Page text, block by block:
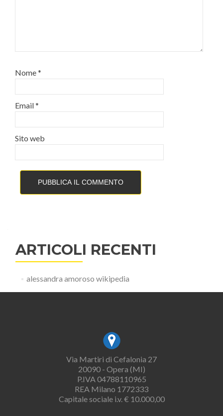
Nome*
Email*
Sito web
ARTICOLI RECENTI
alessandra amoroso wikipedia
Via Martiri di Cefalonia 27
20090 - Opera (MI)
P.IVA 04788110965
REA Milano 1772333
Capitale sociale i.v. € 10.000,00